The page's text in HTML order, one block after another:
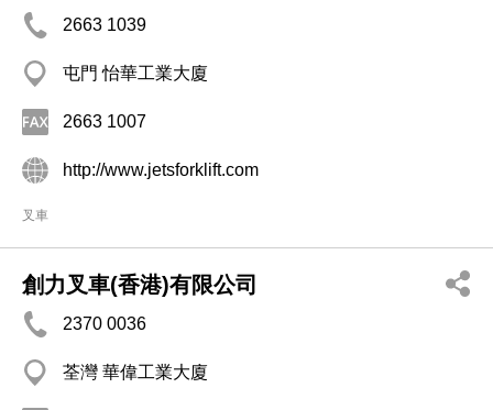
2663 1039
屯門 怡華工業大廈
2663 1007
http://www.jetsforklift.com
叉車
創力叉車(香港)有限公司
2370 0036
荃灣 華偉工業大廈